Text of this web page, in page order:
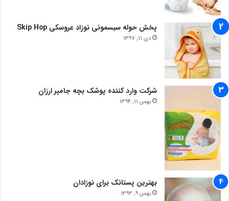
پخش حوله سیسمونی نوزاد عروسکی Skip Hop
دی 11, 1397
شرکت وارد کننده پوشک بچه جامپر ارزان
بهمن 11, 1394
بهترین پستانک برای نوزادان
بهمن 9, 1393